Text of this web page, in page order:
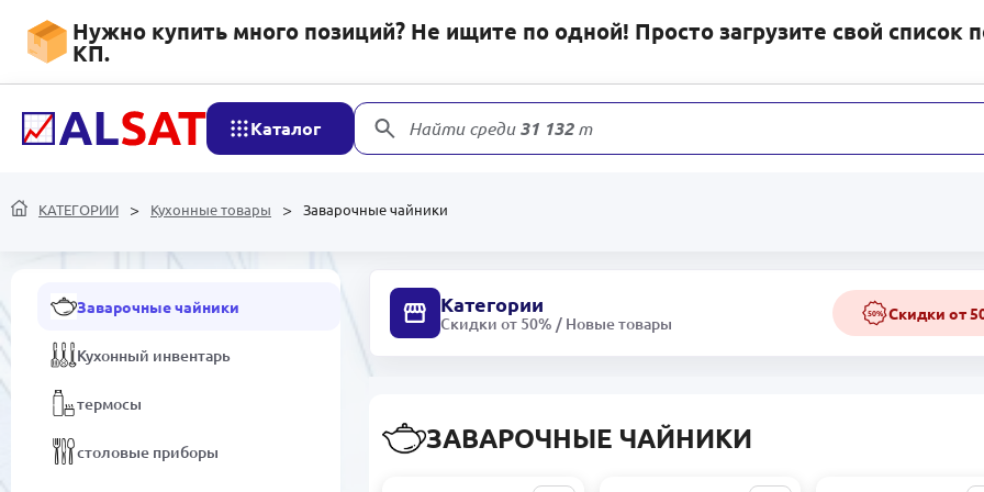
Нужно купить много позиций? Не ищите по одной! Просто загрузите свой список
КП.
Каталог Найти среди31 132товаров
КАТЕГОРИИ Кухонные товары Заварочные чайники
Моторные масла и
смазочные материалы
кондиционирования и
вентиляции
Посуда
Заварочные чайники
Кухонный инвентарь
термосы
столовые приборы
Категории
Скидки от 50% / Новые товары
50% Скидки от
ЗАВАРОЧНЫЕ ЧАЙНИКИ